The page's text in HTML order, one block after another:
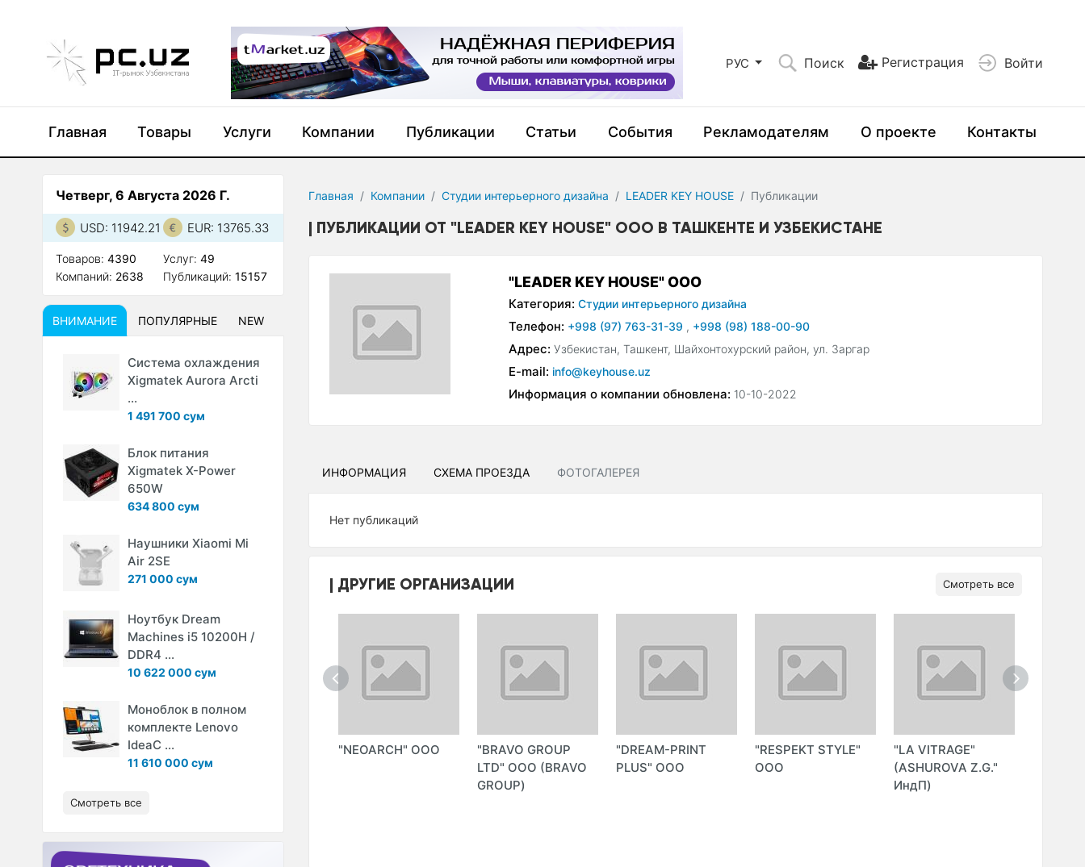
РУС Поиск Регистрация Войти
Главная Товары Услуги Компании Публикации Статьи События Рекламодателям О проекте Контакты
Главная Компании Студии интерьерного дизайна LEADER KEY HOUSE Публикации
ПУБЛИКАЦИИ ОТ "LEADER KEY HOUSE" ООО В ТАШКЕНТЕ И УЗБЕКИСТАНЕ
"LEADER KEY HOUSE" ООО
Категория: Студии интерьерного дизайна
Телефон: +998 (97) 763-31-39 , +998 (98) 188-00-90
Адрес: Узбекистан, Ташкент, Шайхонтохурский район, ул. Заргар
E-mail: info@keyhouse.uz
Информация о компании обновлена: 10-10-2022
ИНФОРМАЦИЯ СХЕМА ПРОЕЗДА ФОТОГАЛЕРЕЯ
Нет публикаций
ДРУГИЕ ОРГАНИЗАЦИИ Смотреть все
"ZAMIN ISTIQLOL
QURILISH ILMIY-
ООО
GROUP" ООО
"NEOARCH" OOO
"BRAVO GROUP
LTD" ООО (BRAVO
GROUP)
"DREAM-PRINT
PLUS" ООО
"RESPEKT STYLE"
ООО
"LA VITRAGE"
(ASHUROVA Z.G."
ИндП)
Четверг, 6 Августа 2026 Г.
USD: 11942.21 EUR: 13765.33
Товаров: 4390
Компаний: 2638
Услуг:49
Публикаций:15157
ВНИМАНИЕ ПОПУЛЯРНЫЕ NEW
Система охлаждения
Xigmatek Aurora Arcti
...
1 491 700 сум
Блок питания
Xigmatek X-Power
650W
634 800 сум
Наушники Xiaomi Mi
Air 2SE
271 000 сум
Ноутбук Dream
Machines i5 10200H /
DDR4 ...
10 622 000 сум
Моноблок в полном
комплекте Lenovo
IdeaC ...
11 610 000 сум
Смотреть все